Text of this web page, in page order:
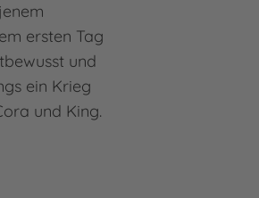
ersten Tag
und
ein Krieg
und King.